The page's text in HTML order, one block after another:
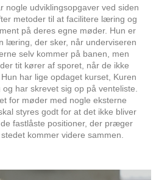
nogle udviklingsopgaver ved siden
metoder til at facilitere læring og
på deres egne møder. Hun er
læring, der sker, når underviseren
selv kommer på banen, men
tit kører af sporet, når de ikke
har lige opdaget kurset, Kuren
har skrevet sig op på venteliste.
for møder med nogle eksterne
styres godt for at det ikke bliver
fastlåste positioner, der præger
kommer videre sammen.